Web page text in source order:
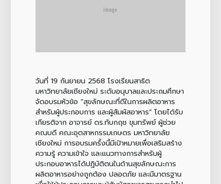
วันที่ 19 กันยายน 2568 โรงเรียนสาธิต
มหาวิทยาลัยเชียงใหม่ ระดับอนุบาลและประถมศึกษา
จัดอบรมหัวข้อ “สุขลักษณะที่ดีในการผลิตอาหาร
สำหรับผู้ประกอบการ และผู้สัมผัสอาหาร” โดยได้รับ
เกียรติจาก อาจารย์ ดร.ทับกฤช ขุมทรัพย์ ผู้ช่วย
คณบดี คณะอุตสาหกรรมเกษตร มหาวิทยาลัย
เชียงใหม่ การอบรมครั้งนี้มีเป้าหมายเพื่อเสริมสร้าง
ความรู้ ความเข้าใจ และแนวทางการสำหรับผู้
ประกอบอาหารได้ปฏิบัติตนในด้านสุขลักษณะการ
ผลิตอาหารอย่างถูกต้อง ปลอดภัย และมีมาตรฐาน